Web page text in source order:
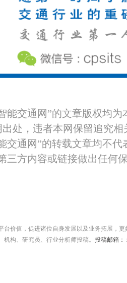
能交通网”的文章版权均
处，违者本网保留追究
交通网”的转载文章均不
三方内容或链接做出任何
台价值，促进诸位自身发展以及业务拓展，
构、研究员、行业分析师投稿。 投稿邮箱：